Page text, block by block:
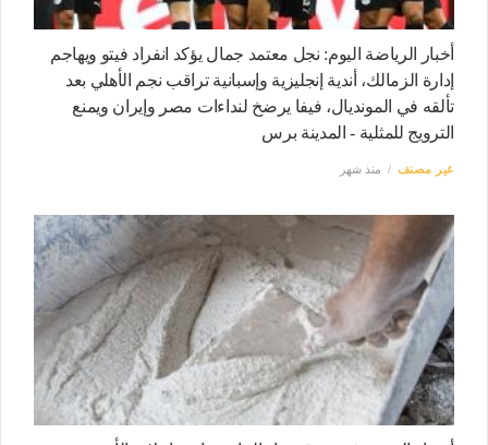
أخبار الرياضة اليوم: نجل معتمد جمال يؤكد انفراد فيتو ويهاجم
إدارة الزمالك، أندية إنجليزية وإسبانية تراقب نجم الأهلي بعد
تألقه في المونديال، فيفا يرضخ لنداءات مصر وإيران ويمنع
الترويج للمثلية - المدينة برس
غير مصنف منذ شهر